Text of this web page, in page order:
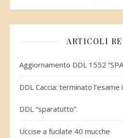
ARTICOLI
Aggiornamento DDL 1552
DDL Caccia: terminato
DDL “sparatutto”.
Uccise a fucilate 40 mucche